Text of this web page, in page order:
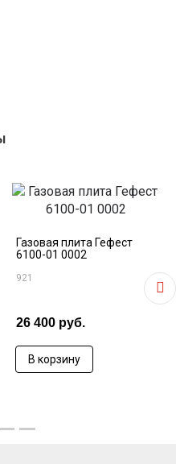
Газовая плита Гефест
6100-01 0002
921
26 400 руб.
В корзину